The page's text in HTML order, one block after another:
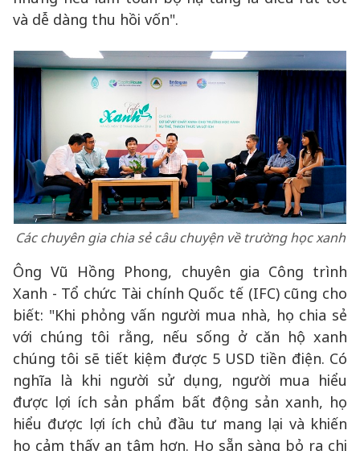
và dễ dàng thu hồi vốn".
Các chuyên gia chia sẻ câu chuyện về trường học xanh
Ông Vũ Hồng Phong, chuyên gia Công trình
Xanh - Tổ chức Tài chính Quốc tế (IFC) cũng cho
biết: "Khi phỏng vấn người mua nhà, họ chia sẻ
với chúng tôi rằng, nếu sống ở căn hộ xanh
chúng tôi sẽ tiết kiệm được 5 USD tiền điện. Có
nghĩa là khi người sử dụng, người mua hiểu
được lợi ích sản phẩm bất động sản xanh, họ
hiểu được lợi ích chủ đầu tư mang lại và khiến
họ cảm thấy an tâm hơn. Họ sẵn sàng bỏ ra chi